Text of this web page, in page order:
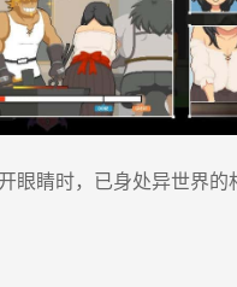
眼睛时，已身处异世界的